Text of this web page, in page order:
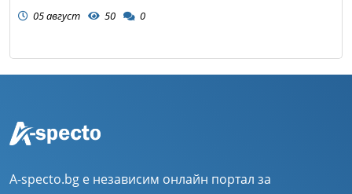
05 август 50 0
A-specto.bg е независим онлайн портал за